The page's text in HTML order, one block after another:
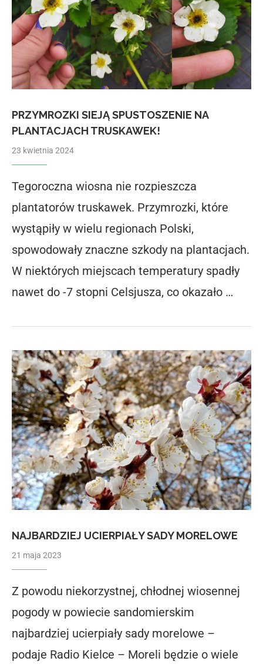
PRZYMROZKI SIEJĄ SPUSTOSZENIE NA
PLANTACJACH TRUSKAWEK!
23 kwietnia 2024
Tegoroczna wiosna nie rozpieszcza
plantatorów truskawek. Przymrozki, które
wystąpiły w wielu regionach Polski,
spowodowały znaczne szkody na plantacjach.
W niektórych miejscach temperatury spadły
nawet do -7 stopni Celsjusza, co okazało …
NAJBARDZIEJ UCIERPIAŁY SADY MORELOWE
21 maja 2023
Z powodu niekorzystnej, chłodnej wiosennej
pogody w powiecie sandomierskim
najbardziej ucierpiały sady morelowe –
podaje Radio Kielce – Moreli będzie o wiele